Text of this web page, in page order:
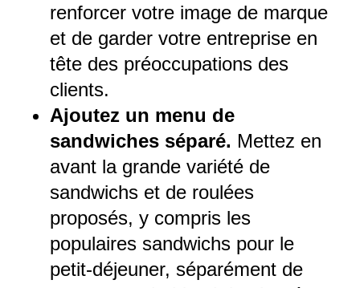
renforcer votre image de marque
et de garder votre entreprise en
tête des préoccupations des
clients.
Ajoutez un menu de
sandwiches séparé. Mettez en
avant la grande variété de
sandwichs et de roulées
proposés, y compris les
populaires sandwichs pour le
petit-déjeuner, séparément de